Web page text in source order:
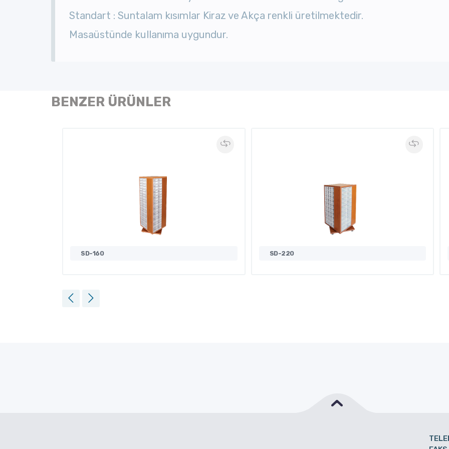
Standart : Suntalam kısımlar Kiraz ve Akça renkli üretilmektedir.
Masaüstünde kullanıma uygundur.
BENZER ÜRÜNLER
SD-160 SD-220